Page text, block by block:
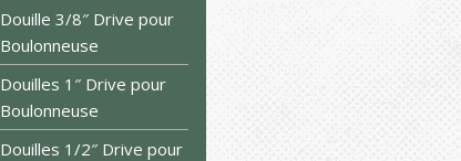
Douille 3/8″ Drive pour
Boulonneuse
Douilles 1″ Drive pour
Boulonneuse
Douilles 1/2″ Drive pour